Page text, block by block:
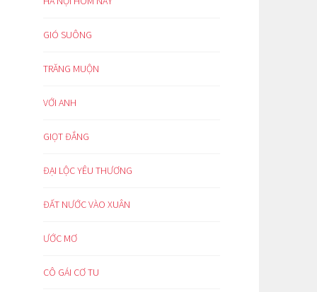
GIÓ SUÔNG
TRĂNG MUỘN
VỚI ANH
GIỌT ĐẮNG
ĐẠI LỘC YÊU THƯƠNG
ĐẤT NƯỚC VÀO XUÂN
ƯỚC MƠ
CÔ GÁI CƠ TU